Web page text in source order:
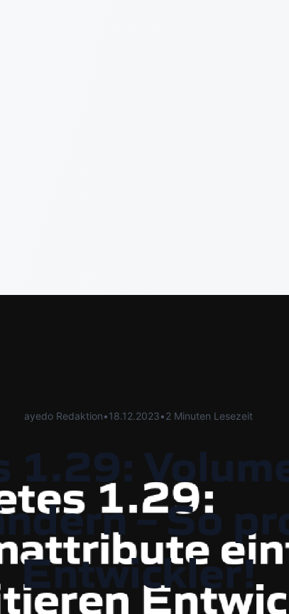
ayedo Redaktion•18.12.2023•2 Minuten Lesezeit
1.29:
– So
Entwickler!